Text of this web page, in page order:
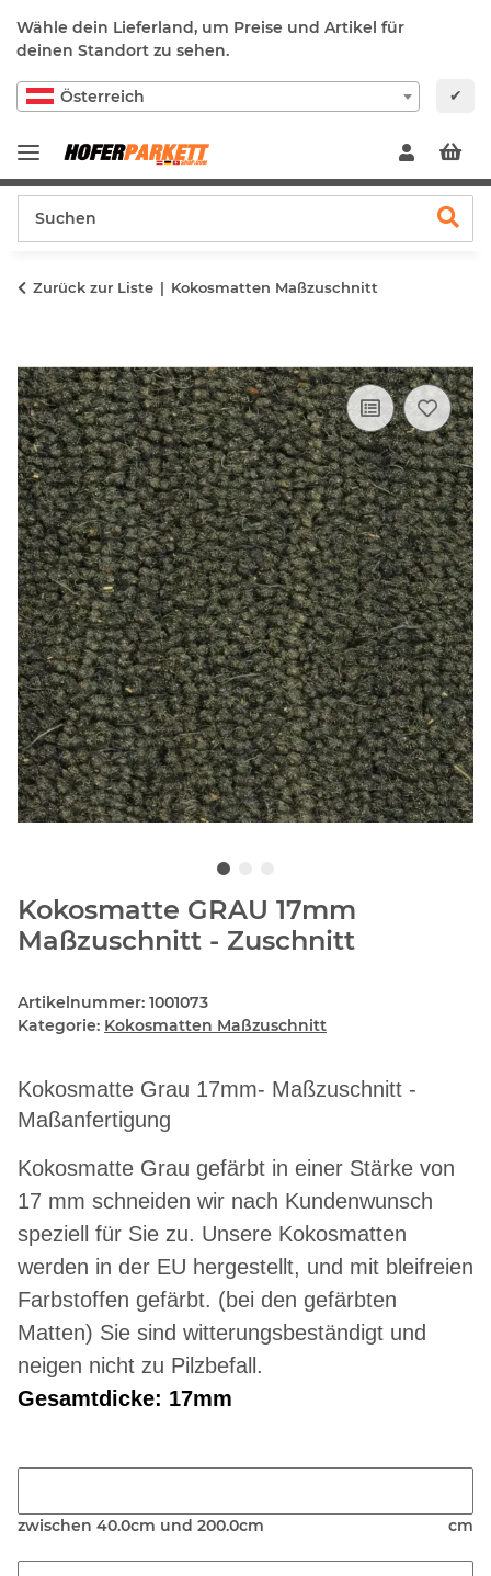
Wähle dein Lieferland, um Preise und Artikel für
deinen Standort zu sehen.
Österreich ✔
Zurück zur Liste Kokosmatten Maßzuschnitt
Kokosmatte GRAU 17mm
Maßzuschnitt - Zuschnitt
Artikelnummer: 1001073
Kategorie: Kokosmatten Maßzuschnitt
Kokosmatte Grau 17mm- Maßzuschnitt -
Maßanfertigung
Kokosmatte Grau gefärbt in einer Stärke von
17 mm schneiden wir nach Kundenwunsch
speziell für Sie zu. Unsere Kokosmatten
werden in der EU hergestellt, und mit bleifreien
Farbstoffen gefärbt. (bei den gefärbten
Matten) Sie sind witterungsbeständigt und
neigen nicht zu Pilzbefall.
Gesamtdicke: 17mm
zwischen 40.0cm und 200.0cm cm